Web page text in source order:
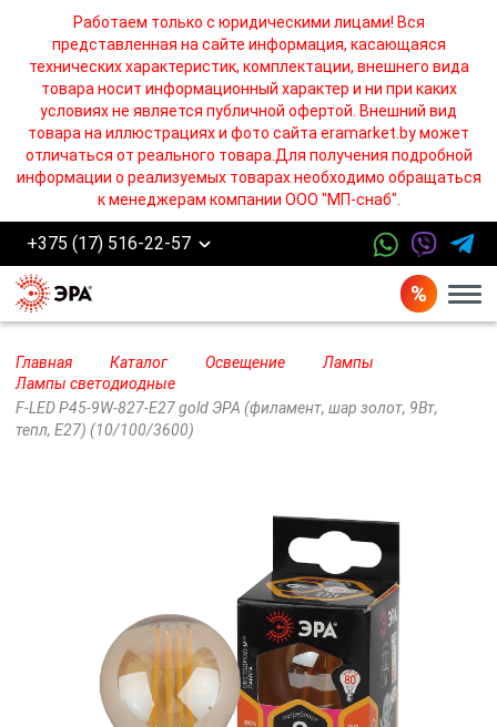
Работаем только с юридическими лицами! Вся
представленная на сайте информация, касающаяся
технических характеристик, комплектации, внешнего вида
товара носит информационный характер и ни при каких
условиях не является публичной офертой. Внешний вид
товара на иллюстрациях и фото сайта eramarket.by может
отличаться от реального товара.Для получения подробной
информации о реализуемых товарах необходимо обращаться
к менеджерам компании ООО "МП-снаб".
+375 (17) 516-22-57
Главная Каталог Освещение
Лампы
Лампы cветодиодные
F-LED P45-9W-827-E27 gold ЭРА (филамент, шар золот, 9Вт,
тепл, E27) (10/100/3600)